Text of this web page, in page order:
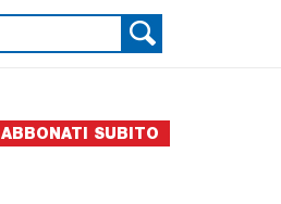
ABBONATI SUBITO